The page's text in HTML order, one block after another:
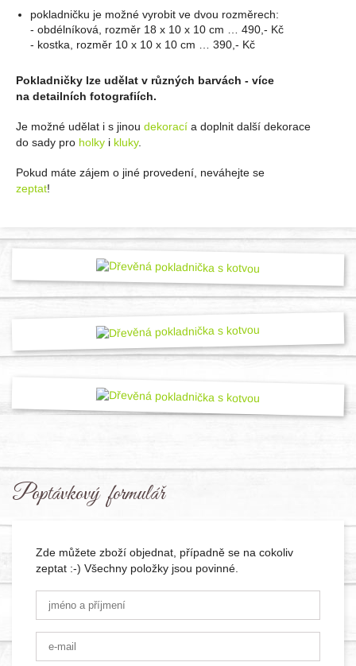
pokladničku je možné vyrobit ve dvou rozměrech:
- obdélníková, rozměr 18 x 10 x 10 cm … 490,- Kč
- kostka, rozměr 10 x 10 x 10 cm … 390,- Kč
Pokladničky lze udělat v různých barvách - více
na detailních fotografiích.
Je možné udělat i s jinou dekorací a doplnit další dekorace
do sady pro holky i kluky.
Pokud máte zájem o jiné provedení, neváhejte se
zeptat!
Poptávkový formulář
Zde můžete zboží objednat, případně se na cokoliv
zeptat :-) Všechny položky jsou povinné.